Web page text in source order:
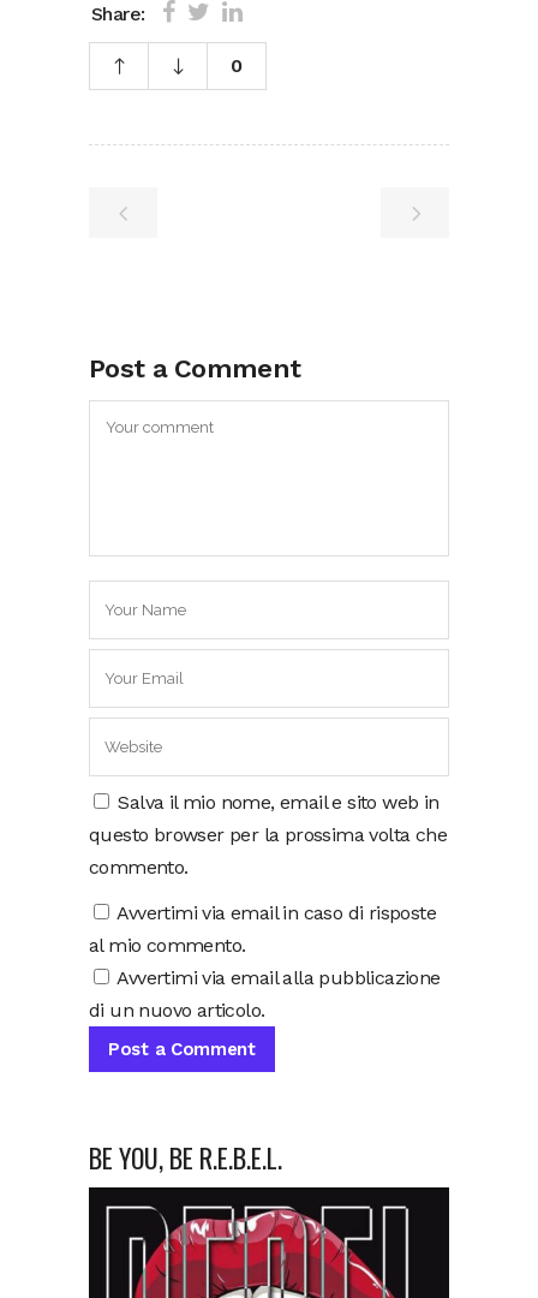
Share:
0
Post a Comment
Salva il mio nome, email e sito web in
questo browser per la prossima volta che
commento.
Avvertimi via email in caso di risposte
al mio commento.
Avvertimi via email alla pubblicazione
di un nuovo articolo.
BE YOU, BE R.E.B.E.L.